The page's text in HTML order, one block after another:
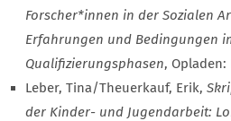
Forscher*innen in der Sozialen
Erfahrungen und Bedingungen
Qualifizierungsphasen, Opladen:
Leber, Tina/Theuerkauf, Erik,
der Kinder- und Jugendarbeit: